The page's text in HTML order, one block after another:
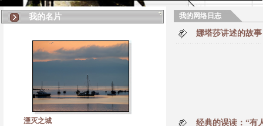
我的名片
湮灭之城
我的网络日志
娜塔莎讲述的故事
经典的误读：“有